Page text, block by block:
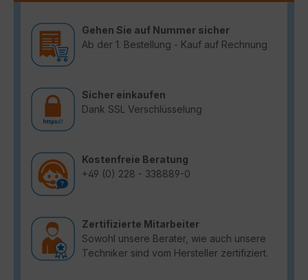
Gehen Sie auf Nummer sicher
Ab der 1. Bestellung - Kauf auf Rechnung
Sicher einkaufen
Dank SSL Verschlüsselung
Kostenfreie Beratung
+49 (0) 228 - 338889-0
Zertifizierte Mitarbeiter
Sowohl unsere Berater, wie auch unsere
Techniker sind vom Hersteller zertifiziert.